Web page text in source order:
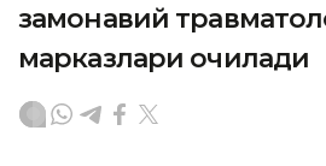
замонавий
марказлари очилади